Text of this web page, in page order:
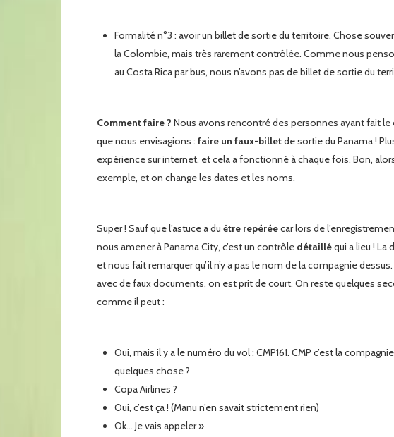
Formalité n°3 : avoir un billet de sortie du territoire. Chose
la Colombie, mais très rarement contrôlée. Comme nous
au Costa Rica par bus, nous n’avons pas de billet de sortie du
Comment faire ? Nous avons rencontré des personnes ayant fait
que nous envisagions : faire un faux-billetde sortie du Panama !
expérience sur internet, et cela a fonctionné à chaque fois. Bon,
exemple, et on change les dates et les noms.
Super ! Sauf que l’astuce a du être repéréecar lors de
nous amener à Panama City, c’est un contrôle détailléqui a lieu ! La
et nous fait remarquer qu’il n’y a pas le nom de la compagnie
avec de faux documents, on est prit de court. On reste quelques
comme il peut :
Oui, mais il y a le numéro du vol : CMP161. CMP c’est la
quelques chose ?
Copa Airlines ?
Oui, c’est ça ! (Manu n’en savait strictement rien)
Ok… Je vais appeler »